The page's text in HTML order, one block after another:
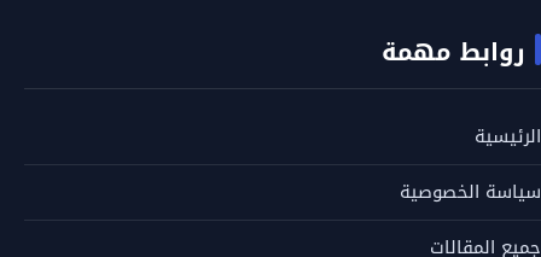
روابط مهمة
الرئيسية
سياسة الخصوصية
جميع المقالات